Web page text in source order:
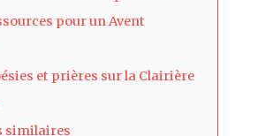
pour un Avent
et prières sur la Clairière
similaires